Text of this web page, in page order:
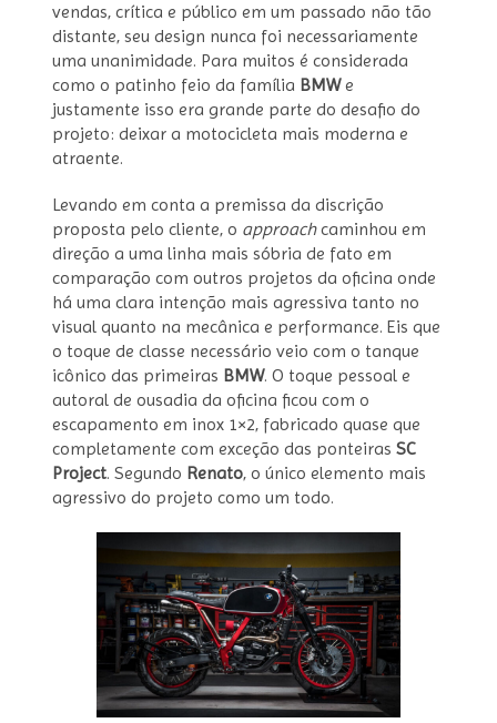
vendas, crítica e público em um passado não tão
distante, seu design nunca foi necessariamente
uma unanimidade. Para muitos é considerada
como o patinho feio da família BMWe
justamente isso era grande parte do desafio do
projeto: deixar a motocicleta mais moderna e
atraente.
Levando em conta a premissa da discrição
proposta pelo cliente, o approachcaminhou em
direção a uma linha mais sóbria de fato em
comparação com outros projetos da oficina onde
há uma clara intenção mais agressiva tanto no
visual quanto na mecânica e performance. Eis que
o toque de classe necessário veio com o tanque
icônico das primeiras BMW. O toque pessoal e
autoral de ousadia da oficina ficou com o
escapamento em inox 1×2, fabricado quase que
completamente com exceção das ponteiras SC
Project. Segundo Renato, o único elemento mais
agressivo do projeto como um todo.